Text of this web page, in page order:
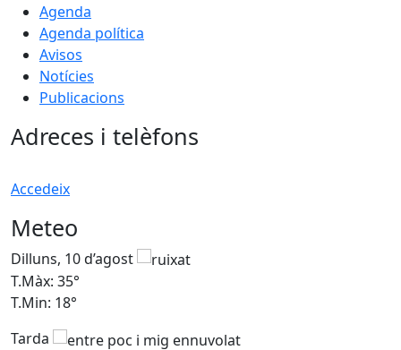
Agenda
Agenda política
Avisos
Notícies
Publicacions
Adreces i telèfons
Accedeix
Meteo
Dilluns, 10 d’agost
T.Màx: 35°
T.Min: 18°
Tarda